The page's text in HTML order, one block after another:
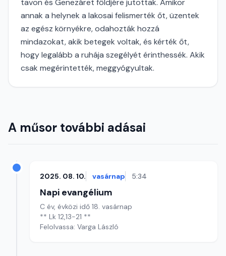
tavon és Genezáret földjére jutottak. Amikor
annak a helynek a lakosai felismerték őt, üzentek
az egész környékre, odahozták hozzá
mindazokat, akik betegek voltak, és kérték őt,
hogy legalább a ruhája szegélyét érinthessék. Akik
csak megérintették, meggyógyultak.
A műsor további adásai
2025. 08. 10. vasárnap 5:34
Napi evangélium
C év, évközi idő 18. vasárnap
** Lk 12,13-21 **
Felolvassa: Varga László